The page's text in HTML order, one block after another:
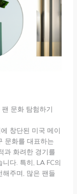
문화 탐험하기
창단된 미국 메이
문화를 대표하는
과 화려한 경기를
다. 특히, LA FC의
주며, 많은 팬들